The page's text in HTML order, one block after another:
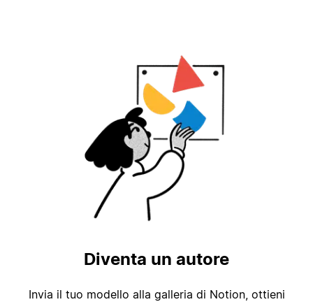
Diventa un autore
Invia il tuo modello alla galleria di Notion, ottieni